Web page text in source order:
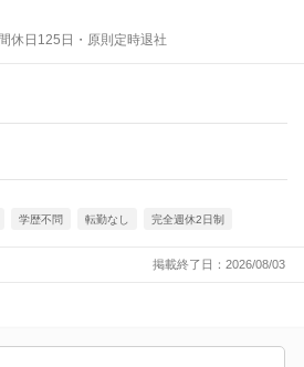
休日125日・原則定時退社
学歴不問 転勤なし 完全週休2日制
掲載終了日：2026/08/03